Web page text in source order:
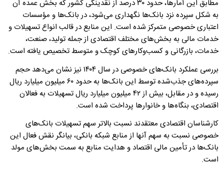
مطابق این آمارها، حدود ۳۰ درصد از نقدینگی کشور که بخش عمده آن
به شکل سپرده نزد بانک‌ها نگهداری می‌شود، در بانک‌ها و مؤسسات
اعتباری خصوصی متمرکز شده است. این منابع در قالب انواع تسهیلات و
خدمات مالی به بخش‌های مختلف اقتصادی از جمله تولید، صنعت،
خدمات، بازرگانی و کسب‌وکارهای کوچک و متوسط تخصیص یافته است.
بررسی عملکرد بانک‌های خصوصی در سال ۱۴۰۴ نیز نشان می‌دهد حجم
سپرده‌های جذب‌شده توسط این بانک‌ها به حدود ۶۰ میلیون میلیارد ریال
رسیده و در مقابل، بیش از ۴۲ میلیون میلیارد ریال تسهیلات به فعالان
اقتصادی، بنگاه‌ها و خانوارها پرداخت شده است.
کارشناسان اقتصادی معتقدند نسبت بالاتر سهم تسهیلات بانک‌های
خصوصی نسبت به سهم آنها از منابع شبکه بانکی، بیانگر نقش فعال این
بانک‌ها در تأمین مالی اقتصاد و هدایت منابع به سمت بخش‌های مولد
است.